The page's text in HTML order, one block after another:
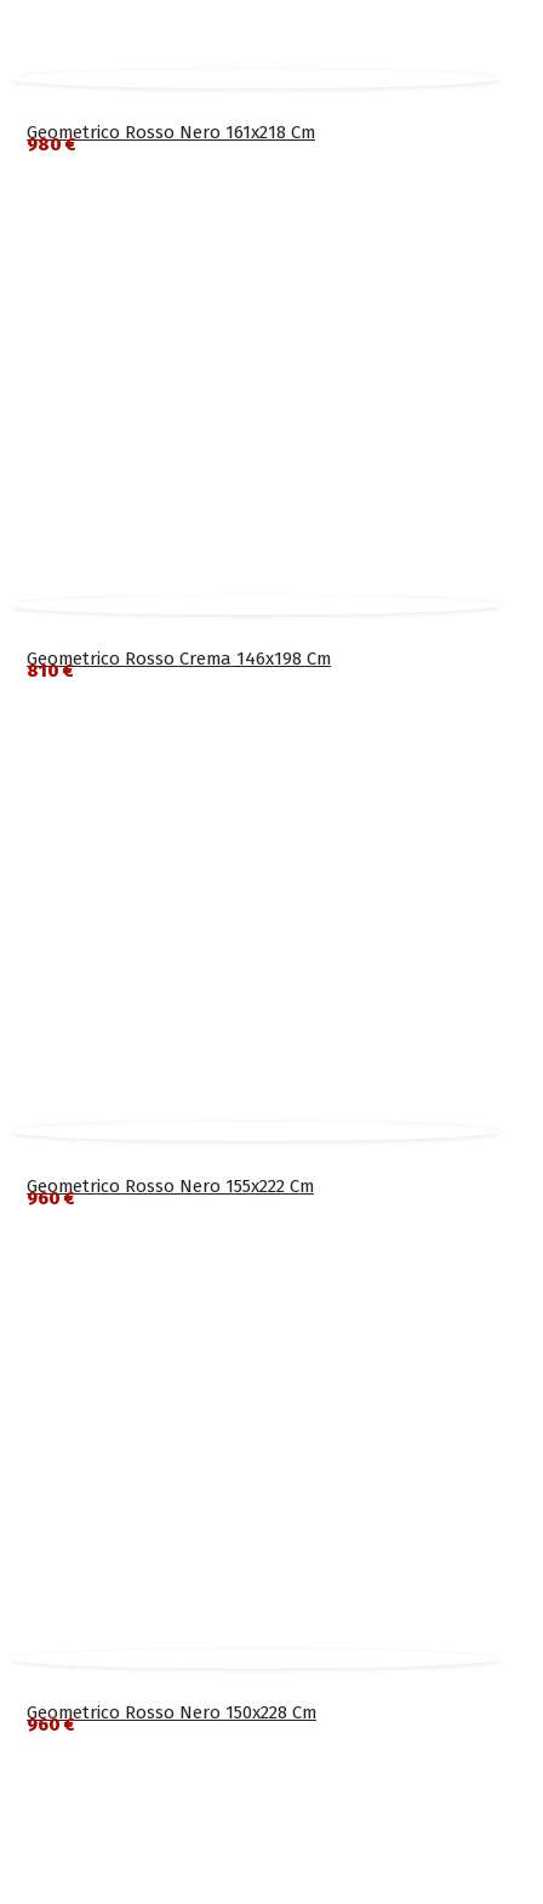
Geometrico Rosso Nero 161x218 Cm
980 €
Geometrico Rosso Crema 146x198 Cm
810 €
Geometrico Rosso Nero 155x222 Cm
960 €
Geometrico Rosso Nero 150x228 Cm
960 €